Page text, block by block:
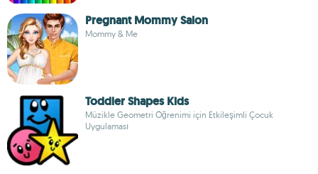
Pregnant Mommy Salon
Mommy & Me
Toddler Shapes Kids
Müzikle Geometri Öğrenimi için Etkileşimli Çocuk
Uygulaması